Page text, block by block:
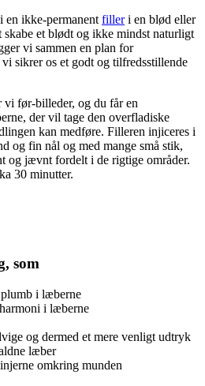
en ikke-permanent filleri en blød eller
et blødt og ikke mindst naturligt
vi sammen en plan for
sikrer os et godt og tilfredsstillende
vi før-billeder, og du får en
der vil tage den overfladiske
kan medføre. Filleren injiceres i
og fin nål og med mange små stik,
og jævnt fordelt i de rigtige områder.
30 minutter.
som
i læberne
i læberne
og dermed et mere venligt udtryk
læber
omkring munden